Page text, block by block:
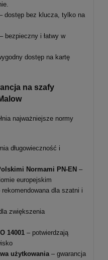
dostęp bez klucza, tylko na
– bezpieczny i łatwy w
dostęp na kartę
na szafy
najważniejsze normy
długowieczność i
Normami PN-EN –
europejskim
rekomendowana dla szatni i
zwiększenia
14001 – potwierdzają
użytkowania– gwarancja